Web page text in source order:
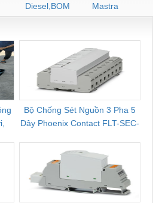
Diesel,BOM
CHUA CHAY
Mastra
Bộ Chống Sét Nguồn 3 Pha 5
Dây Phoenix Contact FLT-SEC-